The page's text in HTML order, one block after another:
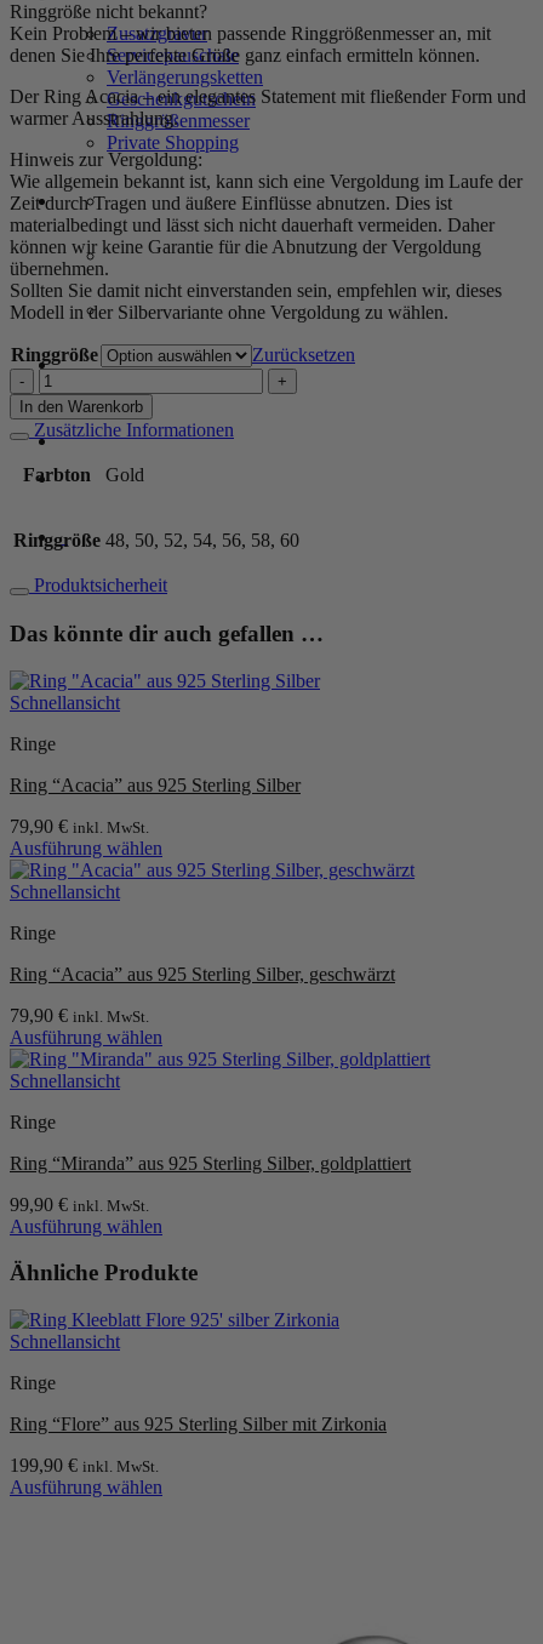
Zusatzgravur
Servicepauschale
Verlängerungsketten
Geschenkgutschein
Ringgrößenmesser
Private Shopping
Anmelden / Registrieren
Warenkorb /0,00€ 0
0
Ringgröße nicht bekannt?
Kein Problem – wir bieten passende Ringgrößenmesser an, mit
denen Sie Ihre perfekte Größe ganz einfach ermitteln können.
Der Ring Acacia – ein elegantes Statement mit fließender Form und
warmer Ausstrahlung.
Hinweis zur Vergoldung:
Wie allgemein bekannt ist, kann sich eine Vergoldung im Laufe der
Zeit durch Tragen und äußere Einflüsse abnutzen. Dies ist
materialbedingt und lässt sich nicht dauerhaft vermeiden. Daher
können wir keine Garantie für die Abnutzung der Vergoldung
übernehmen.
Sollten Sie damit nicht einverstanden sein, empfehlen wir, dieses
Modell in der Silbervariante ohne Vergoldung zu wählen.
Ringgröße
Zurücksetzen
Ring
"Acacia"
aus
925
Sterling
Silber,
Menge
In den Warenkorb
Zusätzliche Informationen
Farbton Gold
Ringgröße 48, 50, 52, 54, 56, 58, 60
Produktsicherheit
Das könnte dir auch gefallen …
Schnellansicht
Ringe
Ring “Acacia” aus 925 Sterling Silber
79,90 € inkl. MwSt.
Ausführung wählen
Dieses
Produkt
mehrere
auf.
Optionen
können
auf
der
gewählt
werden
Schnellansicht
Ringe
Ring “Acacia” aus 925 Sterling Silber, geschwärzt
79,90 € inkl. MwSt.
Ausführung wählen
Dieses
Produkt
mehrere
auf.
Optionen
können
der
gewählt
werden
Schnellansicht
Ringe
Ring “Miranda” aus 925 Sterling Silber, goldplattiert
99,90 € inkl. MwSt.
Ausführung wählen
Produkt
mehrere
Varianten
auf.
Die
Optionen
können
der
Produktseite
Ähnliche Produkte
Schnellansicht
Ringe
Ring “Flore” aus 925 Sterling Silber mit Zirkonia
199,90 € inkl. MwSt.
Ausführung wählen